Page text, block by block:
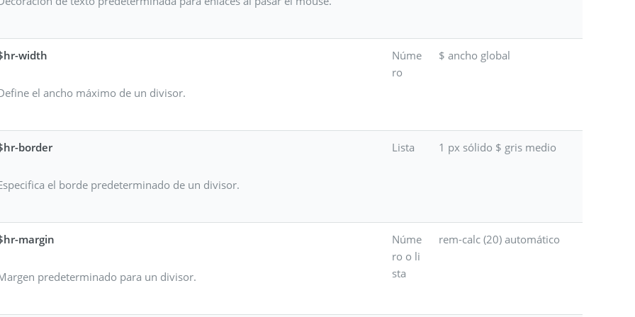
width
el ancho máximo de un divisor.
Núme
ro
$ ancho global
border
el borde predeterminado de un divisor.
Lista 1 px sólido $ gris medio
margin
predeterminado para un divisor.
Núme
ro o li
sta
rem-calc (20) automático